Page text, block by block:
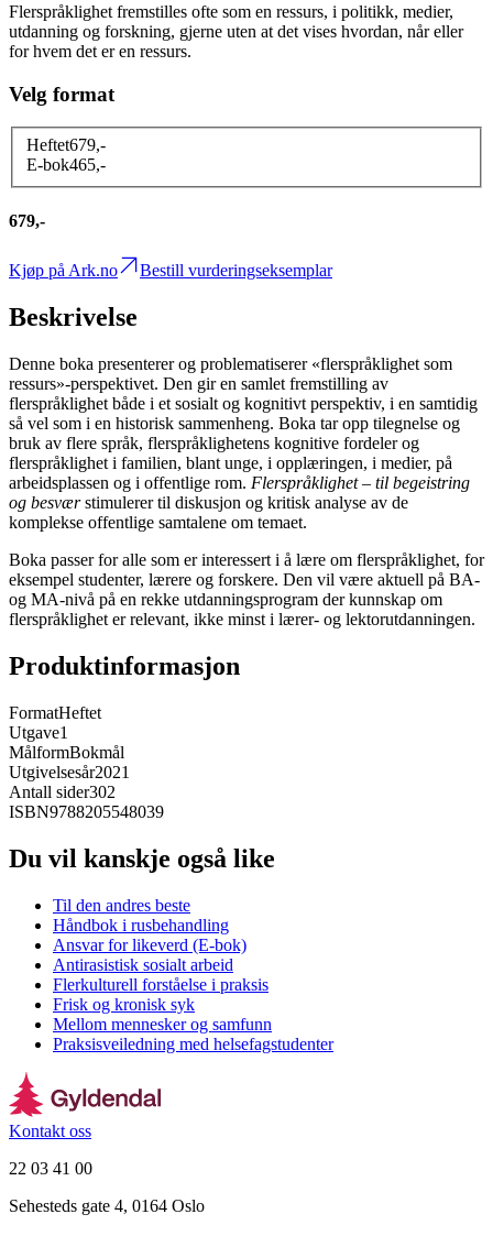
Flerspråklighet fremstilles ofte som en ressurs, i politikk, medier,
utdanning og forskning, gjerne uten at det vises hvordan, når eller
for hvem det er en ressurs.
Velg format
Heftet679,-
E-bok465,-
679,-
Kjøp på Ark.no Bestill vurderingseksemplar
Beskrivelse
Denne boka presenterer og problematiserer «flerspråklighet som
ressurs»-perspektivet. Den gir en samlet fremstilling av
flerspråklighet både i et sosialt og kognitivt perspektiv, i en samtidig
så vel som i en historisk sammenheng. Boka tar opp tilegnelse og
bruk av flere språk, flerspråklighetens kognitive fordeler og
flerspråklighet i familien, blant unge, i opplæringen, i medier, på
arbeidsplassen og i offentlige rom. Flerspråklighet – til begeistring
og besværstimulerer til diskusjon og kritisk analyse av de
komplekse offentlige samtalene om temaet.
Boka passer for alle som er interessert i å lære om flerspråklighet, for
eksempel studenter, lærere og forskere. Den vil være aktuell på BA-
og MA-nivå på en rekke utdanningsprogram der kunnskap om
flerspråklighet er relevant, ikke minst i lærer- og lektorutdanningen.
Produktinformasjon
FormatHeftet
Utgave1
MålformBokmål
Utgivelsesår2021
Antall sider302
ISBN9788205548039
Du vil kanskje også like
Til den andres beste
Håndbok i rusbehandling
Ansvar for likeverd (E-bok)
Antirasistisk sosialt arbeid
Flerkulturell forståelse i praksis
Frisk og kronisk syk
Mellom mennesker og samfunn
Praksisveiledning med helsefagstudenter
Kontakt oss
22 03 41 00
Sehesteds gate 4, 0164 Oslo